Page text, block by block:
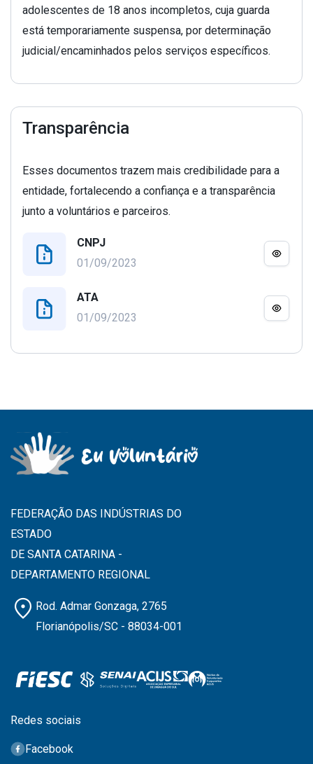
adolescentes de 18 anos incompletos, cuja guarda
está temporariamente suspensa, por determinação
judicial/encaminhados pelos serviços específicos.
Transparência
Esses documentos trazem mais credibilidade para a
entidade, fortalecendo a confiança e a transparência
junto a voluntários e parceiros.
CNPJ
01/09/2023
ATA
01/09/2023
FEDERAÇÃO DAS INDÚSTRIAS DO
ESTADO
DE SANTA CATARINA -
DEPARTAMENTO REGIONAL
location_on Rod. Admar Gonzaga, 2765
Florianópolis/SC - 88034-001
Redes sociais
Facebook